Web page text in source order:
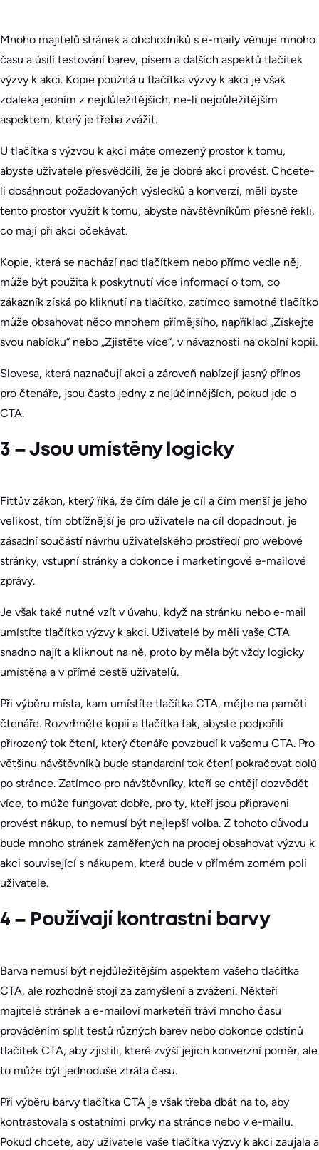
Mnoho majitelů stránek a obchodníků s e-maily věnuje mnoho
času a úsilí testování barev, písem a dalších aspektů tlačítek
výzvy k akci. Kopie použitá u tlačítka výzvy k akci je však
zdaleka jedním z nejdůležitějších, ne-li nejdůležitějším
aspektem, který je třeba zvážit.
U tlačítka s výzvou k akci máte omezený prostor k tomu,
abyste uživatele přesvědčili, že je dobré akci provést. Chcete-
li dosáhnout požadovaných výsledků a konverzí, měli byste
tento prostor využít k tomu, abyste návštěvníkům přesně řekli,
co mají při akci očekávat.
Kopie, která se nachází nad tlačítkem nebo přímo vedle něj,
může být použita k poskytnutí více informací o tom, co
zákazník získá po kliknutí na tlačítko, zatímco samotné tlačítko
může obsahovat něco mnohem přímějšího, například „Získejte
svou nabídku“ nebo „Zjistěte více“, v návaznosti na okolní kopii.
Slovesa, která naznačují akci a zároveň nabízejí jasný přínos
pro čtenáře, jsou často jedny z nejúčinnějších, pokud jde o
CTA.
3 – Jsou umístěny logicky
Fittův zákon, který říká, že čím dále je cíl a čím menší je jeho
velikost, tím obtížnější je pro uživatele na cíl dopadnout, je
zásadní součástí návrhu uživatelského prostředí pro webové
stránky, vstupní stránky a dokonce i marketingové e-mailové
zprávy.
Je však také nutné vzít v úvahu, když na stránku nebo e-mail
umístíte tlačítko výzvy k akci. Uživatelé by měli vaše CTA
snadno najít a kliknout na ně, proto by měla být vždy logicky
umístěna a v přímé cestě uživatelů.
Při výběru místa, kam umístíte tlačítka CTA, mějte na paměti
čtenáře. Rozvrhněte kopii a tlačítka tak, abyste podpořili
přirozený tok čtení, který čtenáře povzbudí k vašemu CTA. Pro
většinu návštěvníků bude standardní tok čtení pokračovat dolů
po stránce. Zatímco pro návštěvníky, kteří se chtějí dozvědět
více, to může fungovat dobře, pro ty, kteří jsou připraveni
provést nákup, to nemusí být nejlepší volba. Z tohoto důvodu
bude mnoho stránek zaměřených na prodej obsahovat výzvu k
akci související s nákupem, která bude v přímém zorném poli
uživatele.
4 – Používají kontrastní barvy
Barva nemusí být nejdůležitějším aspektem vašeho tlačítka
CTA, ale rozhodně stojí za zamyšlení a zvážení. Někteří
majitelé stránek a e-mailoví marketéři tráví mnoho času
prováděním split testů různých barev nebo dokonce odstínů
tlačítek CTA, aby zjistili, které zvýší jejich konverzní poměr, ale
to může být jednoduše ztráta času.
Při výběru barvy tlačítka CTA je však třeba dbát na to, aby
kontrastovala s ostatními prvky na stránce nebo v e-mailu.
Pokud chcete, aby uživatele vaše tlačítka výzvy k akci zaujala a